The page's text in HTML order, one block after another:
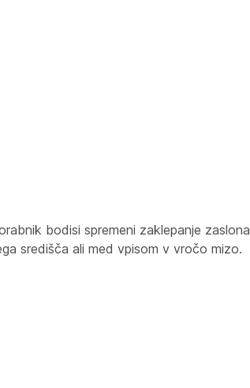
bodisi spremeni zaklepanje zaslona
središča ali med vpisom v vročo mizo.